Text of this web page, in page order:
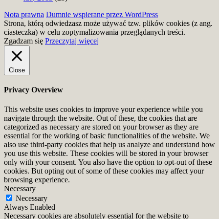
Nota prawna Dumnie wspierane przez WordPress
Strona, którą odwiedzasz może używać tzw. plików cookies (z ang.
ciasteczka) w celu zoptymalizowania przeglądanych treści.
Zgadzam się Przeczytaj więcej
Close
Privacy Overview
This website uses cookies to improve your experience while you
navigate through the website. Out of these, the cookies that are
categorized as necessary are stored on your browser as they are
essential for the working of basic functionalities of the website. We
also use third-party cookies that help us analyze and understand how
you use this website. These cookies will be stored in your browser
only with your consent. You also have the option to opt-out of these
cookies. But opting out of some of these cookies may affect your
browsing experience.
Necessary
Necessary
Always Enabled
Necessary cookies are absolutely essential for the website to